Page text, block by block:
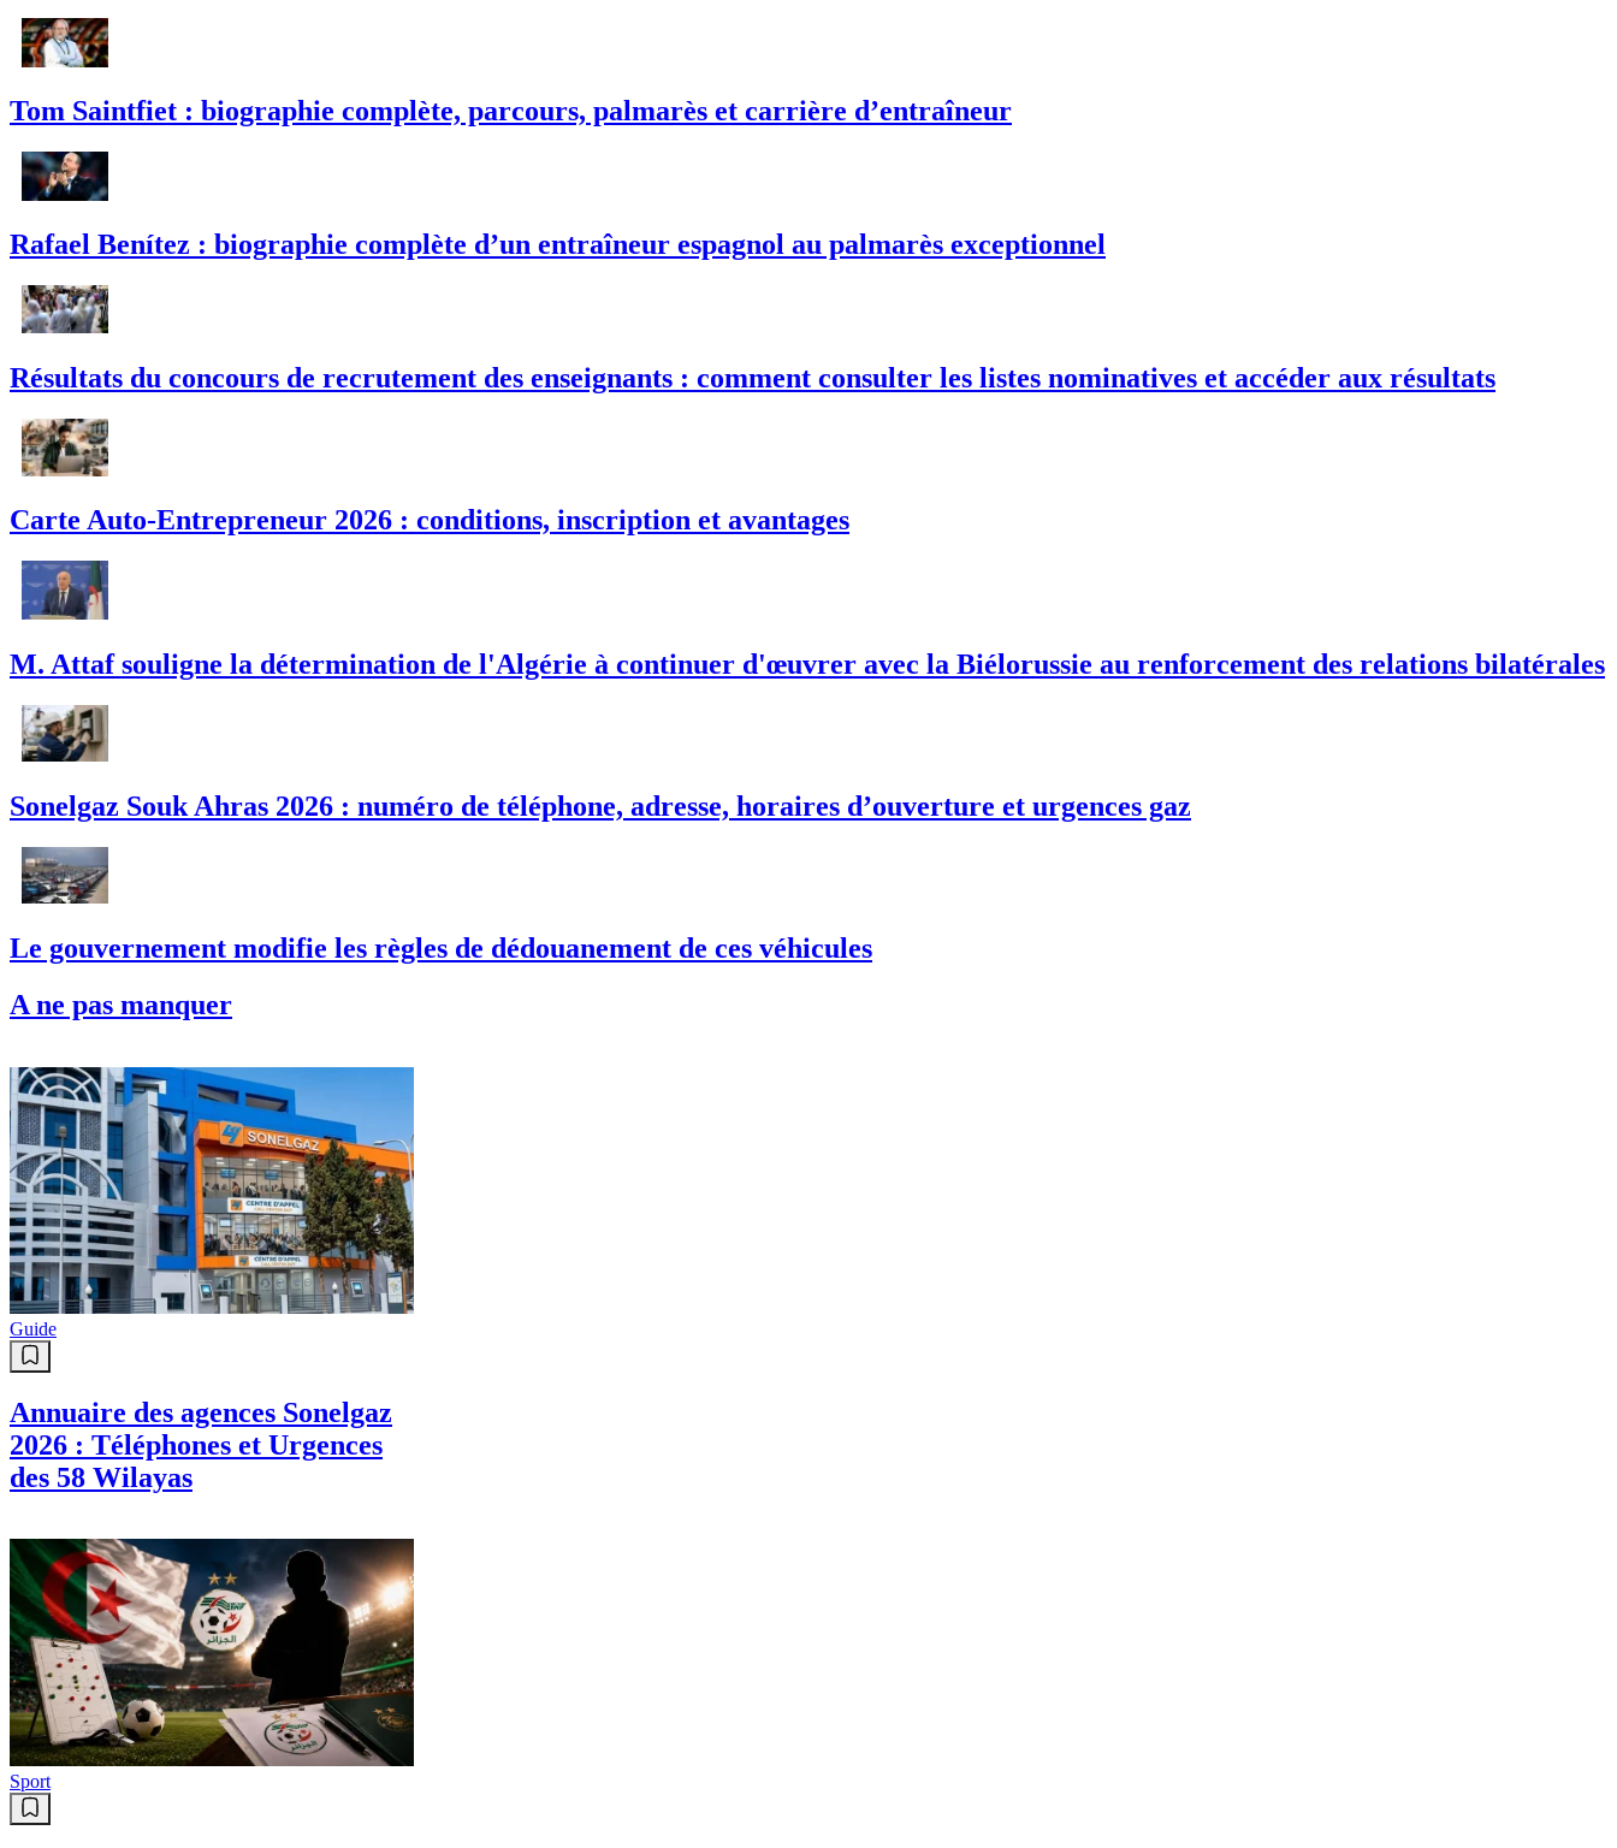
Tom Saintfiet : biographie complète, parcours, palmarès et carrière d’entraîneur
Rafael Benítez : biographie complète d’un entraîneur espagnol au palmarès exceptionnel
Résultats du concours de recrutement des enseignants : comment consulter les listes nominatives et accéder aux résultats
Carte Auto-Entrepreneur 2026 : conditions, inscription et avantages
M. Attaf souligne la détermination de l'Algérie à continuer d'œuvrer avec la Biélorussie au renforcement des relations bilatérales
Sonelgaz Souk Ahras 2026 : numéro de téléphone, adresse, horaires d’ouverture et urgences gaz
Le gouvernement modifie les règles de dédouanement de ces véhicules
A ne pas manquer
Guide
Annuaire des agences Sonelgaz
2026 : Téléphones et Urgences
des 58 Wilayas
Sport